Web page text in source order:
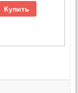
Купить